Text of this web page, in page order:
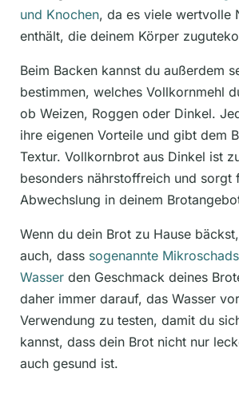
und Knochen, da es viele wertvolle
enthält, die deinem Körper
Beim Backen kannst du außerdem
bestimmen, welches Vollkornmehl
ob Weizen, Roggen oder Dinkel.
ihre eigenen Vorteile und gibt dem
Textur. Vollkornbrot aus Dinkel ist
besonders nährstoffreich und sorgt
Abwechslung in deinem
Wenn du dein Brot zu Hause
auch, dass sogenannte
Wasser den Geschmack deines
daher immer darauf, das Wasser
Verwendung zu testen, damit du
kannst, dass dein Brot nicht nur
auch gesund ist.